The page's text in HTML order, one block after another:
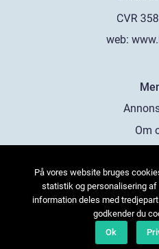
web:
Om
På vores website bruges
statistik og personalisering af
information deles med
godkender du
Ok